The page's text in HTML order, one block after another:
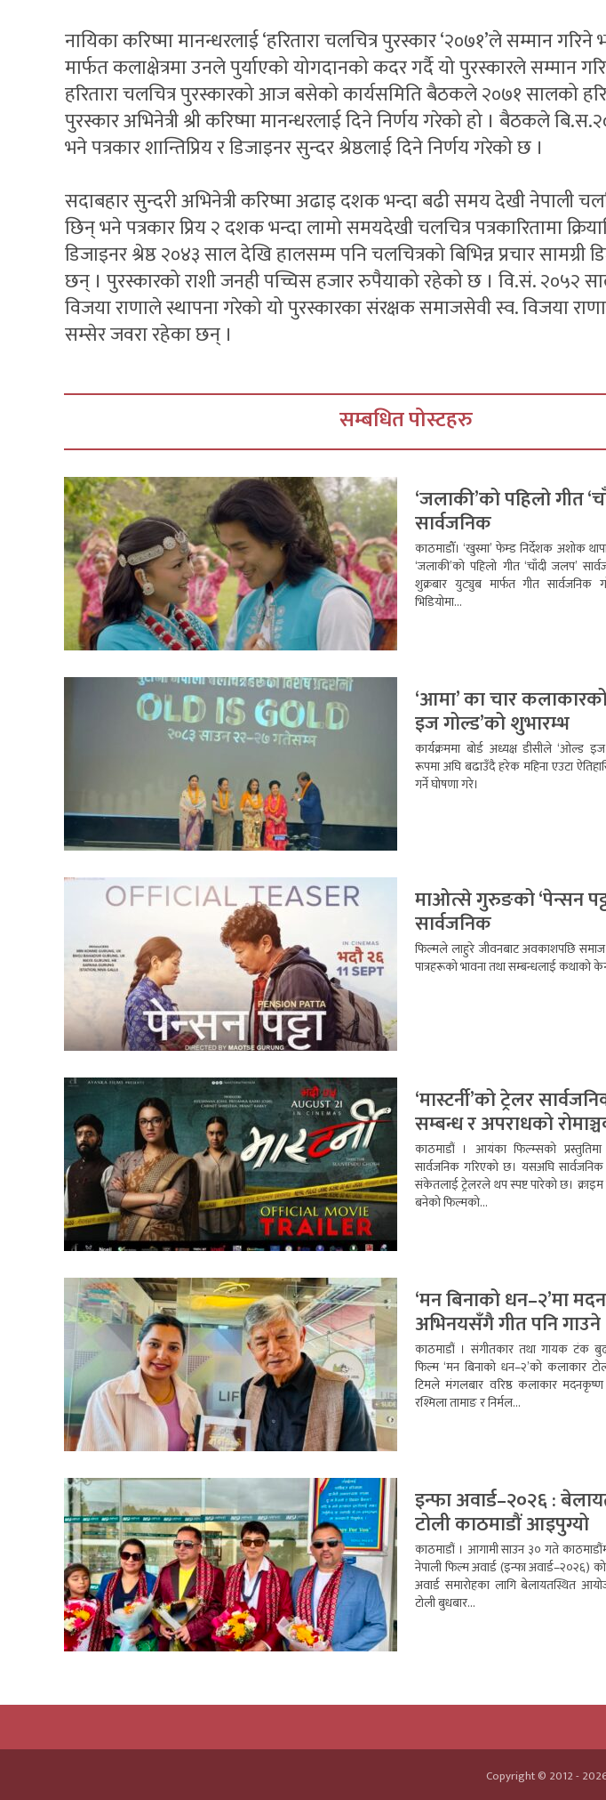
नायिका करिष्मा मानन्धरलाई ‘हरितारा चलचित्र पुरस्कार ‘२०७१’ले सम्मान
मार्फत कलाक्षेत्रमा उनले पुर्याएको योगदानको कदर गर्दै यो पुरस्कारले सम्मान
हरितारा चलचित्र पुरस्कारको आज बसेको कार्यसमिति बैठकले २०७१ सालको
पुरस्कार अभिनेत्री श्री करिष्मा मानन्धरलाई दिने निर्णय गरेको हो । बैठकले
भने पत्रकार शान्तिप्रिय र डिजाइनर सुन्दर श्रेष्ठलाई दिने निर्णय गरेको छ ।
सदाबहार सुन्दरी अभिनेत्री करिष्मा अढाइ दशक भन्दा बढी समय देखी नेपाली
छिन् भने पत्रकार प्रिय २ दशक भन्दा लामो समयदेखी चलचित्र पत्रकारितामा
डिजाइनर श्रेष्ठ २०४३ साल देखि हालसम्म पनि चलचित्रको बिभिन्न प्रचार सामग्री
छन् । पुरस्कारको राशी जनही पच्चिस हजार रुपैयाको रहेको छ । वि.सं. २०५२
विजया राणाले स्थापना गरेको यो पुरस्कारका संरक्षक समाजसेवी स्व. विजया
सम्सेर जवरा रहेका छन् ।
सम्बधित पोस्टहरु
‘जलाकी’को पहिलो गीत
सार्वजनिक
काठमाडौँ। ‘खुस्मा’ फेम्ड निर्देशक अशोक
‘जलाकी’को पहिलो गीत ‘चाँदी जलप’
शुक्रबार युट्युब मार्फत गीत
भिडियोमा...
‘आमा’ का चार
इज गोल्ड’को शुभारम्भ
कार्यक्रममा बोर्ड अध्यक्ष डीसीले ‘ओल्ड
रूपमा अघि बढाउँदै हरेक महिना एउटा
गर्ने घोषणा गरे।
माओत्से गुरुङको ‘पेन्सन
सार्वजनिक
फिल्मले लाहुरे जीवनबाट अवकाशपछि समाज
पात्रहरूको भावना तथा सम्बन्धलाई कथाको
‘मास्टर्नी’को ट्रेलर
सम्बन्ध र अपराधको
काठमाडौं । आयंका फिल्म्सको प्रस्तुतिमा
सार्वजनिक गरिएको छ। यसअघि
संकेतलाई ट्रेलरले थप स्पष्ट पारेको छ। क्राइम
बनेको फिल्मको...
‘मन बिनाको धन–२’मा
अभिनयसँगै गीत पनि गाउने
काठमाडौं । संगीतकार तथा गायक टंक
फिल्म ‘मन बिनाको धन–२’को कलाकार
टिमले मंगलबार वरिष्ठ कलाकार मदनकृष्ण
रश्मिला तामाङ र निर्मल...
इन्फा अवार्ड–२०२६ :
टोली काठमाडौं आइपुग्यो
काठमाडौं । आगामी साउन ३० गते
नेपाली फिल्म अवार्ड (इन्फा अवार्ड–२०२६)
अवार्ड समारोहका लागि बेलायतस्थित
टोली बुधबार...
Copyright © 2012 -